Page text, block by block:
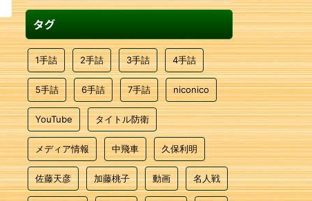
タグ
1手詰 2手詰 3手詰 4手詰
5手詰 6手詰 7手詰 niconico
YouTube タイトル防衛
メディア情報 中飛車 久保利明
佐藤天彦 加藤桃子 動画 名人戦